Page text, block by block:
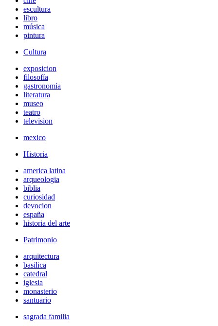
escultura
libro
música
pintura
Cultura
exposicion
filosofía
gastronomía
literatura
museo
teatro
television
mexico
Historia
america latina
arqueologia
biblia
curiosidad
devocion
españa
historia del arte
Patrimonio
arquitectura
basilica
catedral
iglesia
monasterio
santuario
sagrada familia